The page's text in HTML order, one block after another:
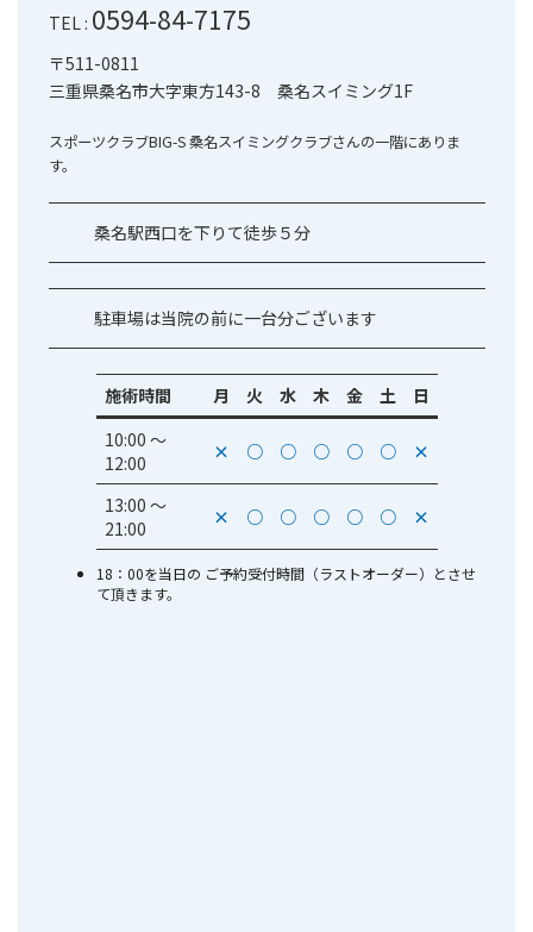
TEL : 0594-84-7175
〒511-0811
三重県桑名市大字東方143-8 桑名スイミング1F
スポーツクラブBIG-S 桑名スイミングクラブさんの一階にありま
す。
桑名駅西口を下りて徒歩５分
駐車場は当院の前に一台分ございます
施術時間 月 火 水 木 金 土
日
10:00 〜
12:00
× ○ ○ ○ ○ ○ ×
13:00 〜
21:00
× ○ ○ ○ ○ ○ ×
18：00を当日の ご予約受付時間（ラストオーダー）とさせ
て頂きます。